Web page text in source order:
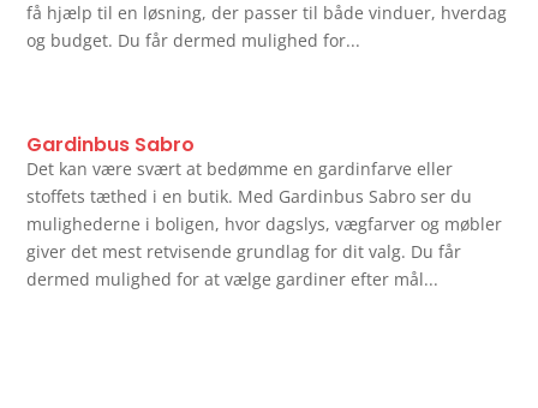
få hjælp til en løsning, der passer til både vinduer, hverdag
og budget. Du får dermed mulighed for...
Gardinbus Sabro
Det kan være svært at bedømme en gardinfarve eller
stoffets tæthed i en butik. Med Gardinbus Sabro ser du
mulighederne i boligen, hvor dagslys, vægfarver og møbler
giver det mest retvisende grundlag for dit valg. Du får
dermed mulighed for at vælge gardiner efter mål...